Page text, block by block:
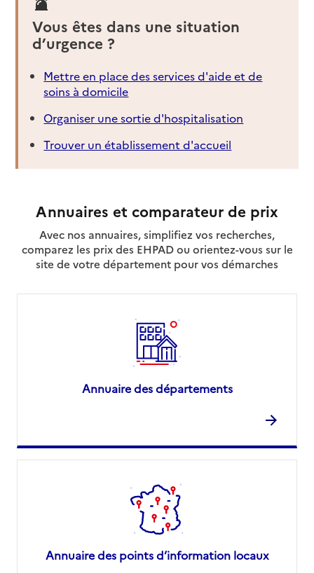
Vous êtes dans une situation
d’urgence ?
Mettre en place des services d'aide et de
soins à domicile
Organiser une sortie d'hospitalisation
Trouver un établissement d'accueil
Annuaires et comparateur de prix
Avec nos annuaires, simplifiez vos recherches,
comparez les prix des EHPAD ou orientez-vous sur le
site de votre département pour vos démarches
Annuaire des départements
Annuaire des points d’information locaux